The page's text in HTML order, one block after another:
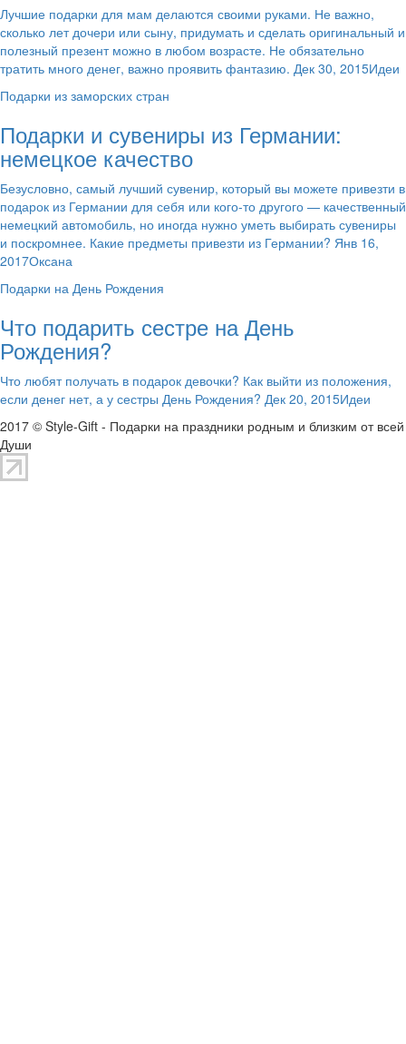
Лучшие подарки для мам делаются своими руками. Не важно,
сколько лет дочери или сыну, придумать и сделать оригинальный и
полезный презент можно в любом возрасте. Не обязательно
тратить много денег, важно проявить фантазию. Дек 30, 2015Идеи
Подарки из заморских стран
Подарки и сувениры из Германии:
немецкое качество
Безусловно, самый лучший сувенир, который вы можете привезти в
подарок из Германии для себя или кого-то другого — качественный
немецкий автомобиль, но иногда нужно уметь выбирать сувениры
и поскромнее. Какие предметы привезти из Германии? Янв 16,
2017Оксана
Подарки на День Рождения
Что подарить сестре на День
Рождения?
Что любят получать в подарок девочки? Как выйти из положения,
если денег нет, а у сестры День Рождения? Дек 20, 2015Идеи
2017 © Style-Gift - Подарки на праздники родным и близким от всей
Души